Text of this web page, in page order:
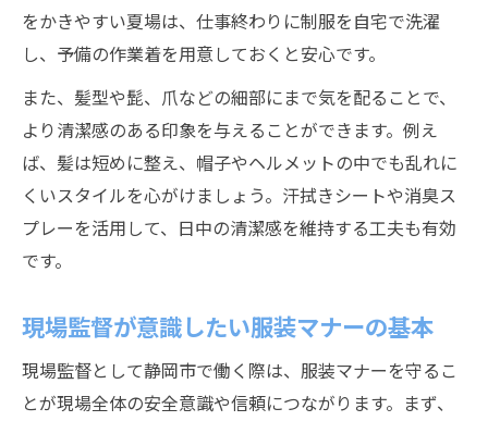
をかきやすい夏場は、仕事終わりに制服を自宅で洗濯
し、予備の作業着を用意しておくと安心です。
また、髪型や髭、爪などの細部にまで気を配ることで、
より清潔感のある印象を与えることができます。例え
ば、髪は短めに整え、帽子やヘルメットの中でも乱れに
くいスタイルを心がけましょう。汗拭きシートや消臭ス
プレーを活用して、日中の清潔感を維持する工夫も有効
です。
現場監督が意識したい服装マナーの基本
現場監督として静岡市で働く際は、服装マナーを守るこ
とが現場全体の安全意識や信頼につながります。まず、